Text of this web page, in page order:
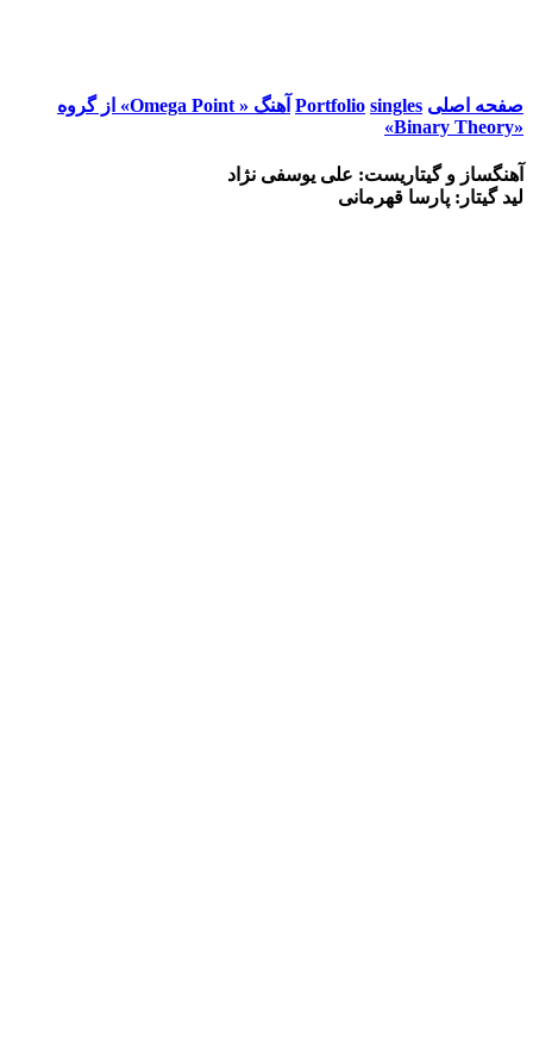
صفحه اصلی Portfolio singles
آهنگ « Omega Point» از گروه
«Binary Theory»
آهنگساز و گیتاریست: علی یوسفی نژاد
لید گیتار: پارسا قهرمانی